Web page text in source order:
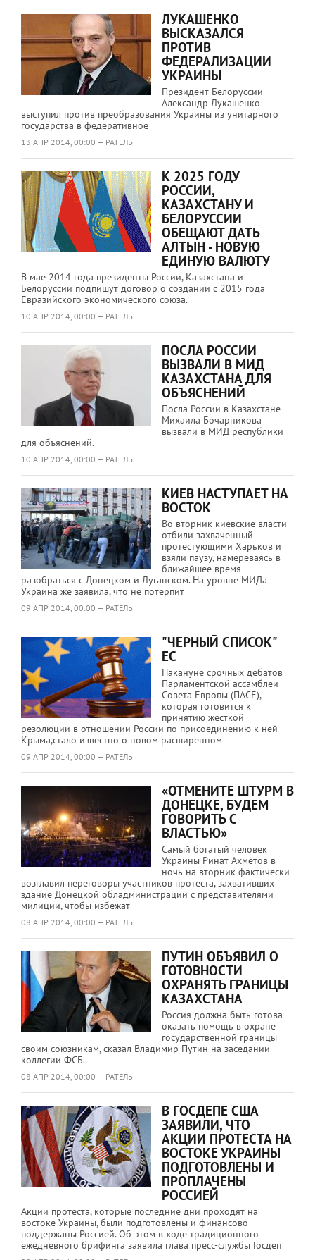
ЛУКАШЕНКО
ВЫСКАЗАЛСЯ
ПРОТИВ
ФЕДЕРАЛИЗАЦИИ
УКРАИНЫ
Президент Белоруссии
Александр Лукашенко
выступил против преобразования Украины из унитарного
государства в федеративное
13 АПР 2014, 00:00 — РАТЕЛЬ
К 2025 ГОДУ
РОССИИ,
КАЗАХСТАНУ И
БЕЛОРУССИИ
ОБЕЩАЮТ ДАТЬ
АЛТЫН - НОВУЮ
ЕДИНУЮ ВАЛЮТУ
В мае 2014 года президенты России, Казахстана и
Белоруссии подпишут договор о создании с 2015 года
Евразийского экономического союза.
10 АПР 2014, 00:00 — РАТЕЛЬ
ПОСЛА РОССИИ
ВЫЗВАЛИ В МИД
КАЗАХСТАНА ДЛЯ
ОБЪЯСНЕНИЙ
Посла России в Казахстане
Михаила Бочарникова
вызвали в МИД республики
для объяснений.
10 АПР 2014, 00:00 — РАТЕЛЬ
КИЕВ НАСТУПАЕТ НА
ВОСТОК
Во вторник киевские власти
отбили захваченный
протестующими Харьков и
взяли паузу, намереваясь в
ближайшее время
разобраться с Донецком и Луганском. На уровне МИДа
Украина же заявила, что не потерпит
09 АПР 2014, 00:00 — РАТЕЛЬ
"ЧЕРНЫЙ СПИСОК"
ЕС
Накануне срочных дебатов
Парламентской ассамблеи
Совета Европы (ПАСЕ),
которая готовится к
принятию жесткой
резолюции в отношении России по присоединению к ней
Крыма,стало известно о новом расширенном
09 АПР 2014, 00:00 — РАТЕЛЬ
«ОТМЕНИТЕ ШТУРМ В
ДОНЕЦКЕ, БУДЕМ
ГОВОРИТЬ С
ВЛАСТЬЮ»
Самый богатый человек
Украины Ринат Ахметов в
ночь на вторник фактически
возглавил переговоры участников протеста, захвативших
здание Донецкой обладминистрации с представителями
милиции, чтобы избежат
08 АПР 2014, 00:00 — РАТЕЛЬ
ПУТИН ОБЪЯВИЛ О
ГОТОВНОСТИ
ОХРАНЯТЬ ГРАНИЦЫ
КАЗАХСТАНА
Россия должна быть готова
оказать помощь в охране
государственной границы
своим союзникам, сказал Владимир Путин на заседании
коллегии ФСБ.
08 АПР 2014, 00:00 — РАТЕЛЬ
В ГОСДЕПЕ США
ЗАЯВИЛИ, ЧТО
АКЦИИ ПРОТЕСТА НА
ВОСТОКЕ УКРАИНЫ
ПОДГОТОВЛЕНЫ И
ПРОПЛАЧЕНЫ
РОССИЕЙ
Акции протеста, которые последние дни проходят на
востоке Украины, были подготовлены и финансово
поддержаны Россией. Об этом в ходе традиционного
ежедневного брифинга заявила глава пресс-службы Госдеп